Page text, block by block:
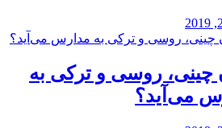
چینی، روسی و ترکی به
می‌آید؟